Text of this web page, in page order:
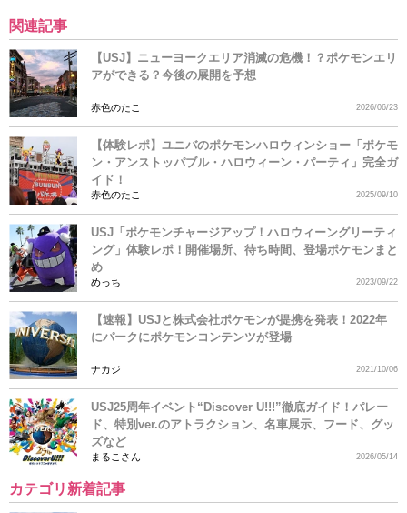
関連記事
【USJ】ニューヨークエリア消滅の危機！？ポケモンエリ
アができる？今後の展開を予想
赤色のたこ 2026/06/23
【体験レポ】ユニバのポケモンハロウィンショー「ポケモ
ン・アンストッパブル・ハロウィーン・パーティ」完全ガ
イド！
赤色のたこ 2025/09/10
USJ「ポケモンチャージアップ！ハロウィーングリーティ
ング」体験レポ！開催場所、待ち時間、登場ポケモンまと
め
めっち 2023/09/22
【速報】USJと株式会社ポケモンが提携を発表！2022年
にパークにポケモンコンテンツが登場
ナカジ 2021/10/06
USJ25周年イベント“Discover U!!!”徹底ガイド！パレー
ド、特別ver.のアトラクション、名車展示、フード、グッ
ズなど
まるこさん 2026/05/14
カテゴリ新着記事